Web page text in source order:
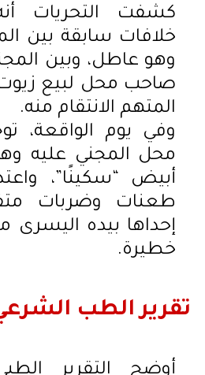
كشفت التحريات
خلافات سابقة بين
وهو عاطل، وبين
صاحب محل لبيع زيوت
المتهم الانتقام منه.
وفي يوم الواقعة،
محل المجني عليه
أبيض “سكينًا”،
طعنات وضربات
إحداها بيده اليسرى
خطيرة.
تقرير الطب
أوضح التقرير